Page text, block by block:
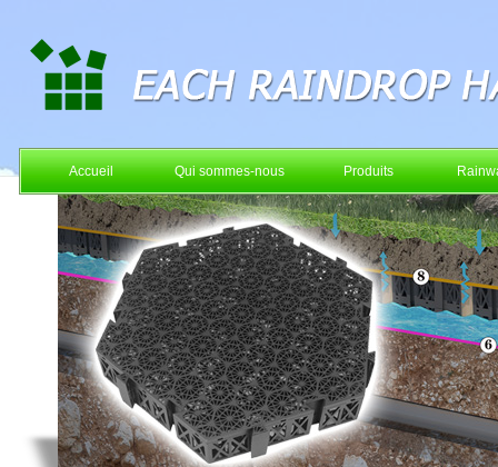
Accueil Qui sommes-nous Produits